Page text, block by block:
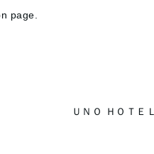
page.
ＵＮＯ ＨＯＴＥＬ